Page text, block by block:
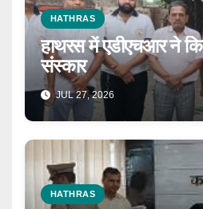
HATHRAS
हाथरस में एडीएचआर ने
संस्कार
JUL 27, 2026
HATHRAS